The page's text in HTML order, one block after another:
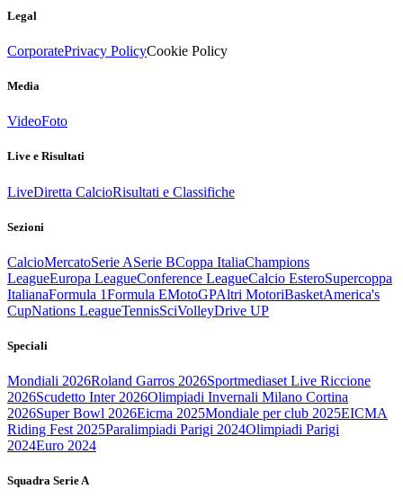
Legal
CorporatePrivacy PolicyCookie Policy
Media
VideoFoto
Live e Risultati
LiveDiretta CalcioRisultati e Classifiche
Sezioni
CalcioMercatoSerie ASerie BCoppa ItaliaChampions
LeagueEuropa LeagueConference LeagueCalcio EsteroSupercoppa
ItalianaFormula 1Formula EMotoGPAltri MotoriBasketAmerica's
CupNations LeagueTennisSciVolleyDrive UP
Speciali
Mondiali 2026Roland Garros 2026Sportmediaset Live Riccione
2026Scudetto Inter 2026Olimpiadi Invernali Milano Cortina
2026Super Bowl 2026Eicma 2025Mondiale per club 2025EICMA
Riding Fest 2025Paralimpiadi Parigi 2024Olimpiadi Parigi
2024Euro 2024
Squadra Serie A